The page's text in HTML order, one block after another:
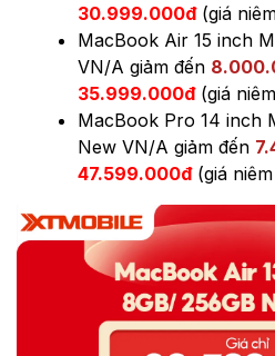
30.999.000đ(giá
MacBook Air 15 inch
VN/A giảm đến
35.999.000đ(giá
MacBook Pro 14 inch
New VN/A giảm đến
47.599.000đ(giá